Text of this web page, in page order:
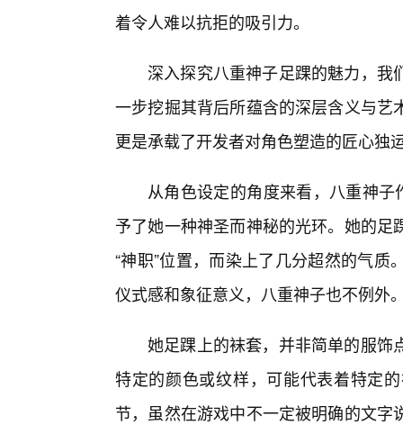
着令人难以抗拒的吸引力。
深入探究八重神子足踝的魅力，
一步挖掘其背后所蕴含的深层含义与
更是承载了开发者对角色塑造的匠心独
从角色设定的角度来看，八重神子
予了她一种神圣而神秘的光环。她的
“神职”位置，而染上了几分超然的气
仪式感和象征意义，八重神子也不例外
她足踝上的袜套，并非简单的服饰
特定的颜色或纹样，可能代表着特定
节，虽然在游戏中不一定被明确的文